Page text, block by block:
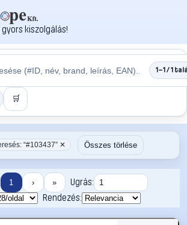
kiszolgálás!
1–1 / 1
🛒
“#103437” ✕ Összes törlése
1 › »
Ugrás:
Rendezés: